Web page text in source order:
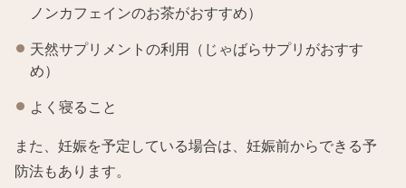
ノンカフェインのお茶がおすすめ）
天然サプリメントの利用（じゃばらサプリがおすす
め）
よく寝ること
また、妊娠を予定している場合は、妊娠前からできる予
防法もあります。